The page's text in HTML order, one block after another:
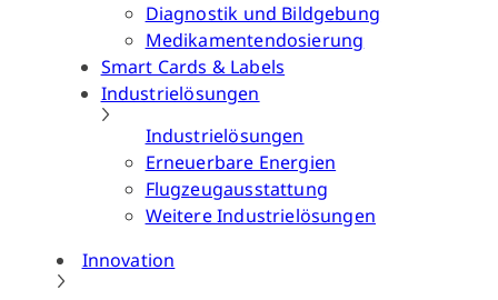
Diagnostik und Bildgebung
Medikamentendosierung
Smart Cards & Labels
Industrielösungen
Industrielösungen
Erneuerbare Energien
Flugzeugausstattung
Weitere Industrielösungen
Innovation